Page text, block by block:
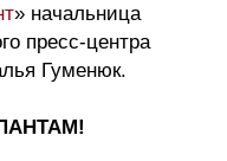
» начальница
пресс-центра
Гуменюк.